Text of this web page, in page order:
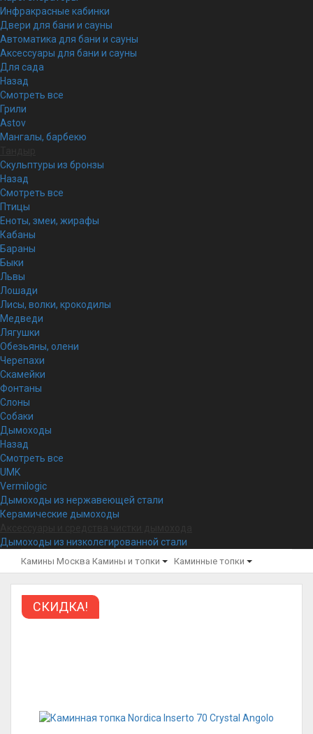
Инфракрасные кабинки
Двери для бани и сауны
Автоматика для бани и сауны
Аксессуары для бани и сауны
Для сада
Назад
Смотреть все
Грили
Astov
Мангалы, барбекю
Скульптуры из бронзы
Назад
Смотреть все
Птицы
Еноты, змеи, жирафы
Кабаны
Бараны
Быки
Львы
Лошади
Лисы, волки, крокодилы
Медведи
Лягушки
Обезьяны, олени
Черепахи
Скамейки
Фонтаны
Слоны
Собаки
Дымоходы
Назад
Смотреть все
UMK
Vermilogic
Дымоходы из нержавеющей стали
Керамические дымоходы
Дымоходы из низколегированной стали
Камины Москва Камины и топки Каминные топки
СКИДКА!